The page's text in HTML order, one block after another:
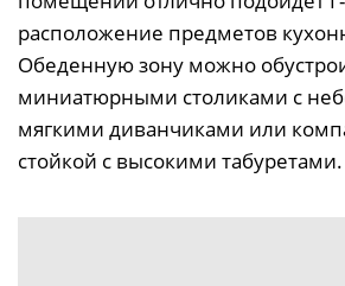
расположение предметов
Обеденную зону можно
миниатюрными столиками с
мягкими диванчиками или
стойкой с высокими табуретами.